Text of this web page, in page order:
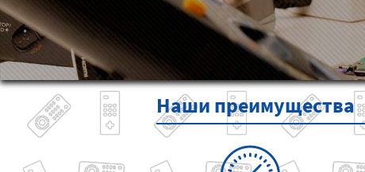
Наши преимущества